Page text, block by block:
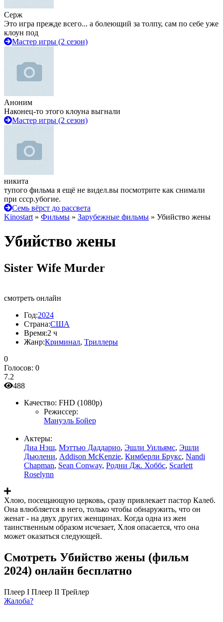
Серж
Это игра прежде всего... а болеющий за толпу, сам по себе уже
клоун под
Мастер игры (2 сезон)
Аноним
Наконец-то этого клоуна выгнали
Мастер игры (2 сезон)
никита
тупого фильма я ещё не видел.вы посмотрите как снимали
при ссср.убогие.
Семь вёрст до рассвета
Kinostart » Фильмы » Зарубежные фильмы » Убийство жены
Убийство жены
Sister Wife Murder
смотреть онлайн
Год:2024
Страна:США
Время:2 ч
Жанр:Криминал, Триллеры
0
Голосов: 0
7.2
488
Качество: FHD (1080p)
Режиссер:
Мануэль Бойер
Актеры:
Диа Нэш, Мэттью Даддарио, Эшли Уильямс, Эшли
Дьюлени, Addison McKenzie, Кимберли Брукс, Nandi
Chapman, Sean Conway, Родни Дж. Хоббс, Scarlett
Roselynn
Хлою, посещающую церковь, сразу привлекает пастор Калеб.
Она влюбляется в него, только чтобы обнаружить, что он
женат - на двух других женщинах. Когда одна из жен
таинственным образом исчезает, Хлоя опасается, что она
может оказаться следующей.
Смотреть Убийство жены (фильм
2024) онлайн бесплатно
Плеер I Плеер II Трейлер
Жалоба?